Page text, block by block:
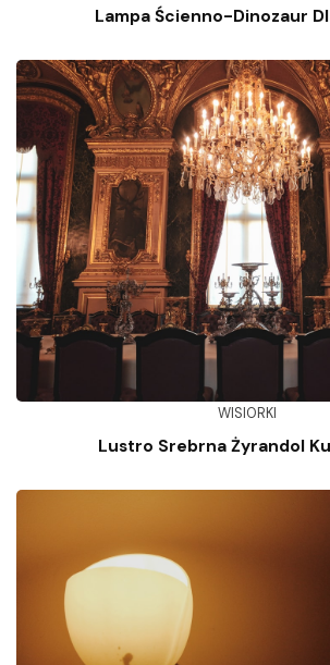
Lampa Ścienno-Dinozaur
WISIORKI
Lustro Srebrna Żyrandol